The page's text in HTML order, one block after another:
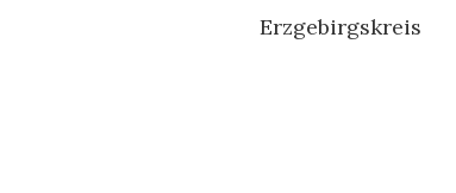
Erzgebirgskreis